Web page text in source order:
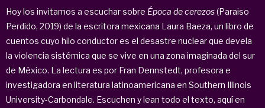
Hoy los invitamos a escuchar sobre Época de cerezos(Paraiso
Perdido, 2019) de la escritora mexicana Laura Baeza, un libro de
cuentos cuyo hilo conductor es el desastre nuclear que devela
la violencia sistémica que se vive en una zona imaginada del sur
de México. La lectura es por Fran Dennstedt, profesora e
investigadora en literatura latinoamericana en Southern Illinois
University-Carbondale. Escuchen y lean todo el texto, aquí en